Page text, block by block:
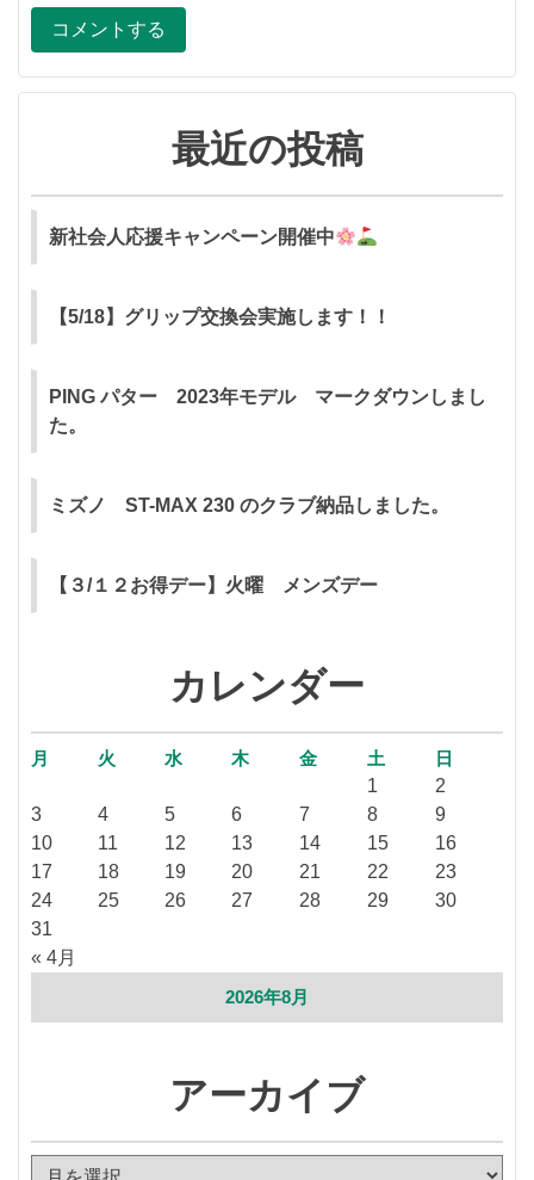
最近の投稿
新社会人応援キャンペーン開催中
【5/18】グリップ交換会実施します！！
PING パター 2023年モデル マークダウンしまし
た。
ミズノ ST-MAX 230 のクラブ納品しました。
【３/１２お得デー】火曜 メンズデー
カレンダー
2026年8月
月 火 水 木 金 土 日
« 4月
1
2
3
4 5 6 7 8
9
10
11 12 13 14 15
16
17
18 19 20 21 22
23
24
25 26 27 28 29
30
31
アーカイブ